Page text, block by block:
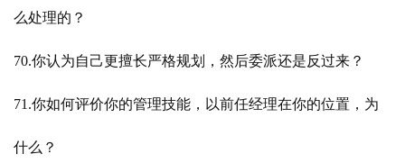
么处理的？
70.你认为自己更擅长严格规划，然后委派还是反过来？
71.你如何评价你的管理技能，以前任经理在你的位置，为
什么？